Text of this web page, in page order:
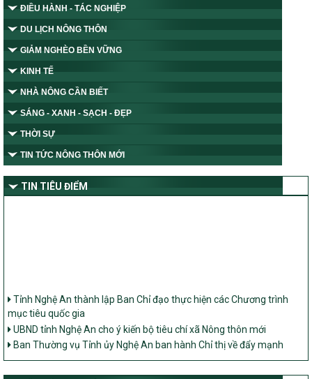
ĐIỀU HÀNH - TÁC NGHIỆP
DU LỊCH NÔNG THÔN
GIẢM NGHÈO BỀN VỮNG
KINH TẾ
NHÀ NÔNG CẦN BIẾT
SÁNG - XANH - SẠCH - ĐẸP
THỜI SỰ
TIN TỨC NÔNG THÔN MỚI
TIN TIÊU ĐIỂM
Tỉnh Nghệ An thành lập Ban Chỉ đạo thực hiện các Chương trình
mục tiêu quốc gia
UBND tỉnh Nghệ An cho ý kiến bộ tiêu chí xã Nông thôn mới
Ban Thường vụ Tỉnh ủy Nghệ An ban hành Chỉ thị về đẩy mạnh
thực hiện Chương trình mục tiêu quốc gia xây dựng nông thôn mới,